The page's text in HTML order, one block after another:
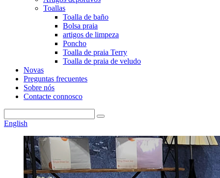
Toallas
Toalla de baño
Bolsa praia
artigos de limpeza
Poncho
Toalla de praia Terry
Toalla de praia de veludo
Novas
Preguntas frecuentes
Sobre nós
Contacte connosco
English